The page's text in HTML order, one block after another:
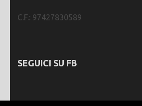
C.F.: 97427830589
SEGUICI SU FB